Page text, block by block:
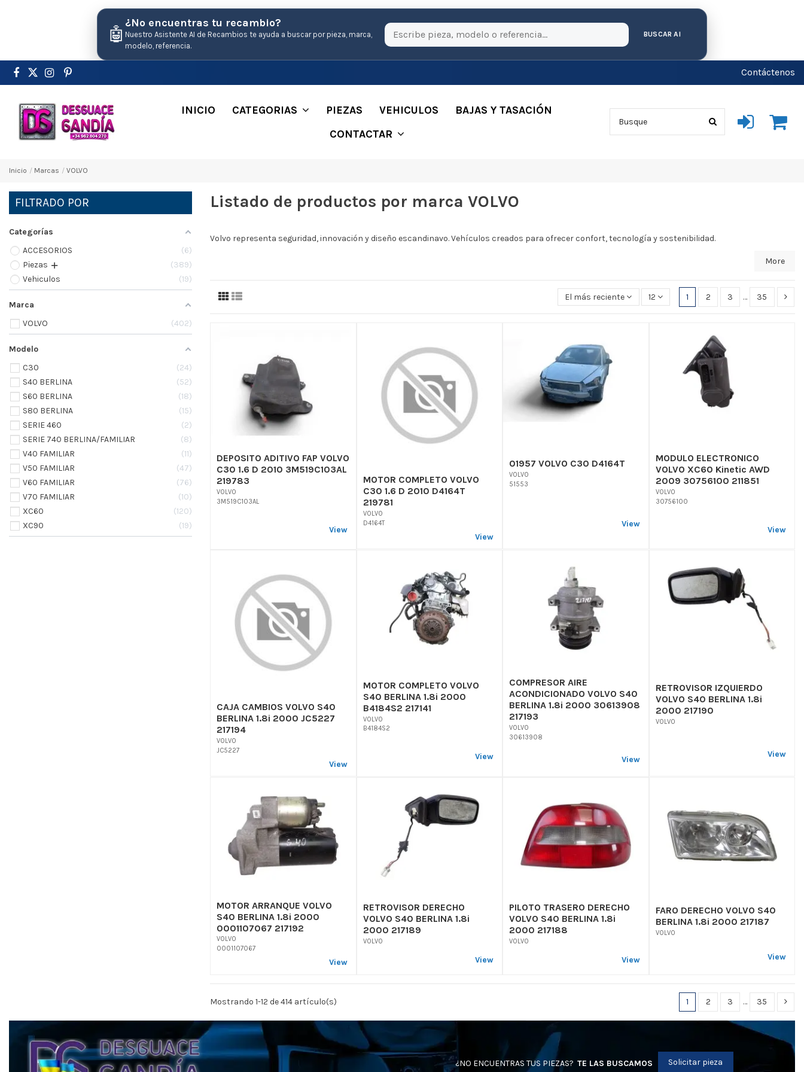
🤖
¿No encuentras tu recambio?
Nuestro Asistente AI de Recambios te ayuda a buscar por pieza, marca,
modelo, referencia.
BUSCAR AI
Contáctenos
INICIO CATEGORIAS PIEZAS VEHICULOS
BAJAS Y TASACIÓN
CONTACTAR
Inicio Marcas VOLVO
Listado de productos por marca VOLVO
Volvo representa seguridad, innovación y diseño escandinavo. Vehículos creados para ofrecer confort, tecnología y sostenibilidad.
More
El más reciente primero
12 1 2 3 … 35
DEPOSITO ADITIVO FAP VOLVO
C30 1.6 D 2010 3M519C103AL
219783
VOLVO
3M519C103AL
View
MOTOR COMPLETO VOLVO
C30 1.6 D 2010 D4164T
219781
VOLVO
D4164T
View
01957 VOLVO C30 D4164T
VOLVO
51553
View
MODULO ELECTRONICO
VOLVO XC60 Kinetic AWD
2009 30756100 211851
VOLVO
30756100
View
CAJA CAMBIOS VOLVO S40
BERLINA 1.8i 2000 JC5227
217194
VOLVO
JC5227
View
MOTOR COMPLETO VOLVO
S40 BERLINA 1.8i 2000
B4184S2 217141
VOLVO
B4184S2
View
COMPRESOR AIRE
ACONDICIONADO VOLVO S40
BERLINA 1.8i 2000 30613908
217193
VOLVO
30613908
View
RETROVISOR IZQUIERDO
VOLVO S40 BERLINA 1.8i
2000 217190
VOLVO
View
MOTOR ARRANQUE VOLVO
S40 BERLINA 1.8i 2000
0001107067 217192
VOLVO
0001107067
View
RETROVISOR DERECHO
VOLVO S40 BERLINA 1.8i
2000 217189
VOLVO
View
PILOTO TRASERO DERECHO
VOLVO S40 BERLINA 1.8i
2000 217188
VOLVO
View
FARO DERECHO VOLVO S40
BERLINA 1.8i 2000 217187
VOLVO
View
Mostrando 1-12 de 414 artículo(s) 1 2 3 … 35
FILTRADO POR
Categorías
ACCESORIOS
6
Pіezas
389
Vehiculos
19
Marca
VOLVO
402
Modelo
C30
24
S40 BERLINA
52
S60 BERLINA
18
S80 BERLINA
15
SERIE 460
2
SERIE 740 BERLINA/FAMILIAR
8
V40 FAMILIAR
11
V50 FAMILIAR
47
V60 FAMILIAR
76
V70 FAMILIAR
10
XC60
120
XC90
19
¿NO ENCUENTRAS TUS PIEZAS? TE LAS BUSCAMOS Solicitar pieza